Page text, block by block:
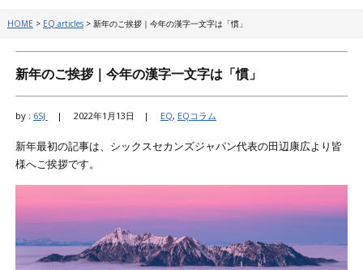
HOME > EQ articles> 新年のご挨拶｜今年の漢字一文字は「慣」
新年のご挨拶｜今年の漢字一文字は「慣」
by : 6SJ | 2022年1月13日 | EQ, EQコラム
新年最初の記事は、シックスセカンズジャパン代表の田辺康広より皆
様へご挨拶です。